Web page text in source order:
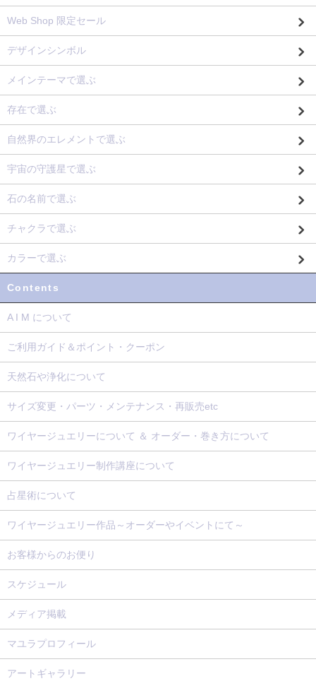
Web Shop 限定セール
デザインシンボル
メインテーマで選ぶ
存在で選ぶ
自然界のエレメントで選ぶ
宇宙の守護星で選ぶ
石の名前で選ぶ
チャクラで選ぶ
カラーで選ぶ
Contents
A I M について
ご利用ガイド＆ポイント・クーポン
天然石や浄化について
サイズ変更・パーツ・メンテナンス・再販売etc
ワイヤージュエリーについて ＆ オーダー・巻き方について
ワイヤージュエリー制作講座について
占星術について
ワイヤージュエリー作品～オーダーやイベントにて～
お客様からのお便り
スケジュール
メディア掲載
マユラプロフィール
アートギャラリー